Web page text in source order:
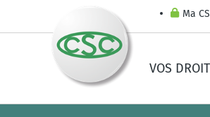
Ma
VOS